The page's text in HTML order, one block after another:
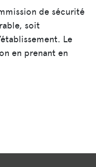
de sécurité
soit
Le
en prenant en